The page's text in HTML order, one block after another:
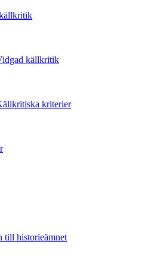
källkritik
kriterier
till historieämnet